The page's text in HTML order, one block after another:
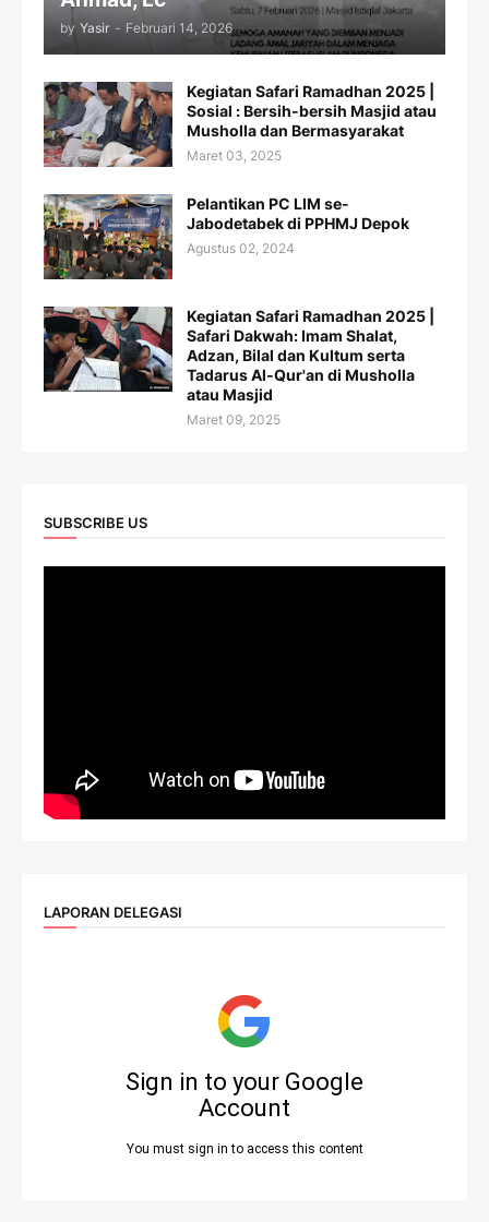
by Yasir - Februari 14, 2026
Kegiatan Safari Ramadhan 2025 |
Sosial : Bersih-bersih Masjid atau
Musholla dan Bermasyarakat
Maret 03, 2025
Pelantikan PC LIM se-
Jabodetabek di PPHMJ Depok
Agustus 02, 2024
Kegiatan Safari Ramadhan 2025 |
Safari Dakwah: Imam Shalat,
Adzan, Bilal dan Kultum serta
Tadarus Al-Qur'an di Musholla
atau Masjid
Maret 09, 2025
SUBSCRIBE US
LAPORAN DELEGASI